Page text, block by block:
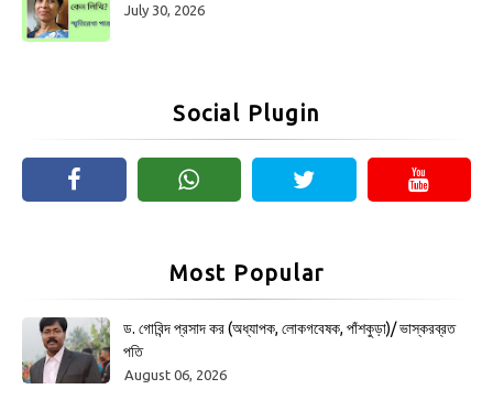
July 30, 2026
Social Plugin
Most Popular
ড. গোবিন্দ প্রসাদ কর (অধ্যাপক, লোকগবেষক, পাঁশকুড়া)/ ভাস্করব্রত
পতি
August 06, 2026